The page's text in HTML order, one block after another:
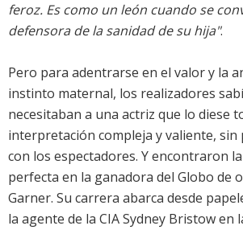
feroz. Es como un león cuando se
defensora de la sanidad de su hija".
Pero para adentrarse en el valor y la
instinto maternal, los realizadores
necesitaban a una actriz que lo diese
interpretación compleja y valiente, sin
con los espectadores. Y encontraron
perfecta en la ganadora del Globo de
Garner. Su carrera abarca desde
la agente de la CIA Sydney Bristow en